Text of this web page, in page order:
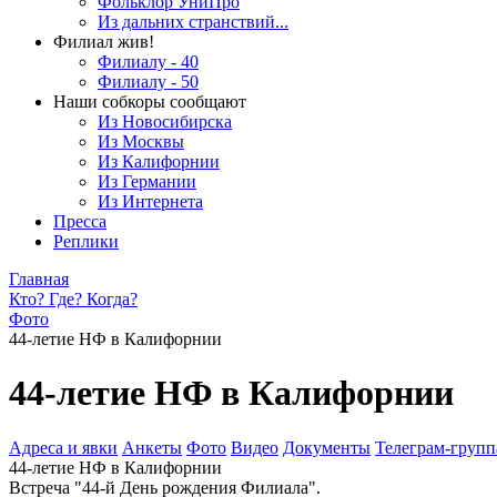
Из дальних странствий...
Филиал жив!
Филиалу - 40
Филиалу - 50
Наши собкоры сообщают
Из Новосибирска
Из Москвы
Из Калифорнии
Из Германии
Из Интернета
Пресса
Реплики
Главная
Кто? Где? Когда?
Фото
44-летие НФ в Калифорнии
44-летие НФ в Калифорнии
Адреса и явки Анкеты Фото Видео Документы Телеграм-
44-летие НФ в Калифорнии
Встреча "44-й День рождения Филиала".